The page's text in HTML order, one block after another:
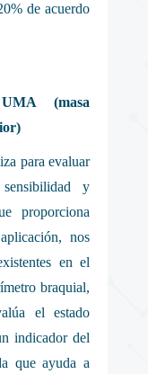
de acuerdo
(masa
para evaluar
y
proporciona
nos
en el
braquial,
el estado
indicador del
que ayuda a